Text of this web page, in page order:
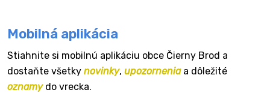
Mobilná aplikácia
Stiahnite si mobilnú aplikáciu obce Čierny Brod a
dostaňte všetky novinky, upozorneniaa dôležité
oznamydo vrecka.